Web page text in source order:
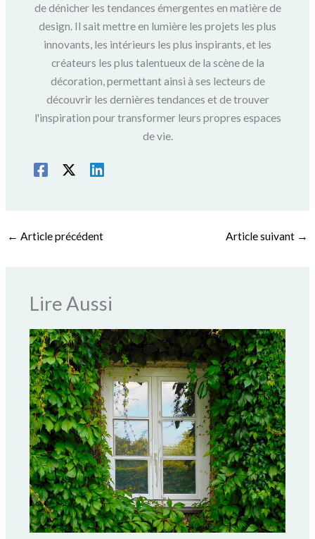
de dénicher les tendances émergentes en matière de
design. Il sait mettre en lumière les projets les plus
innovants, les intérieurs les plus inspirants, et les
créateurs les plus talentueux de la scène de la
décoration, permettant ainsi à ses lecteurs de
découvrir les dernières tendances et de trouver
l'inspiration pour transformer leurs propres espaces
de vie.
← Article précédent Article suivant →
Lire Aussi